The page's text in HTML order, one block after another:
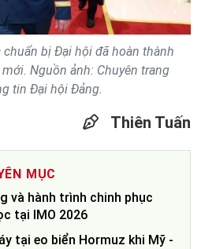
chuẩn bị Đại hội đã hoàn thành
Nguồn ảnh: Chuyên trang
tin Đại hội Đảng.
Thiên Tuấn
MỤC
và hành trình chinh phục
tại IMO 2026
tại eo biển Hormuz khi Mỹ -